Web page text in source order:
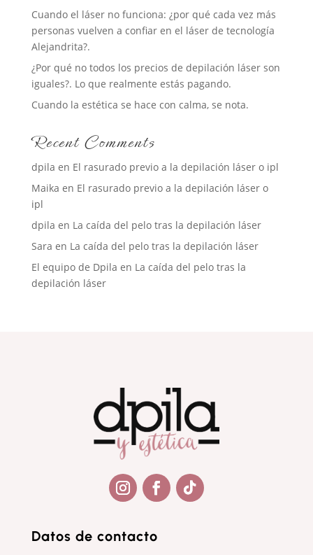
Cuando el láser no funciona: ¿por qué cada vez más
personas vuelven a confiar en el láser de tecnología
Alejandrita?.
¿Por qué no todos los precios de depilación láser son
iguales?. Lo que realmente estás pagando.
Cuando la estética se hace con calma, se nota.
Recent Comments
dpila en El rasurado previo a la depilación láser o ipl
Maika en El rasurado previo a la depilación láser o
ipl
dpila en La caída del pelo tras la depilación láser
Sara en La caída del pelo tras la depilación láser
El equipo de Dpila en La caída del pelo tras la
depilación láser
Datos de contacto